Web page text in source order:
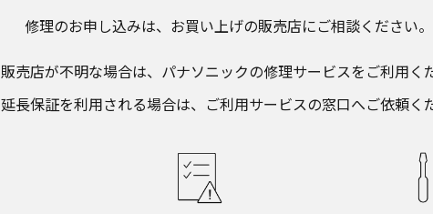
修理のお申し込みは、​ お買い上げの販売店にご相談ください。​
販売店が不明な場合は、​パナソニックの修理サービスをご利用く
延長保証を利用される場合は、​ご利用サービスの窓口へご依頼く